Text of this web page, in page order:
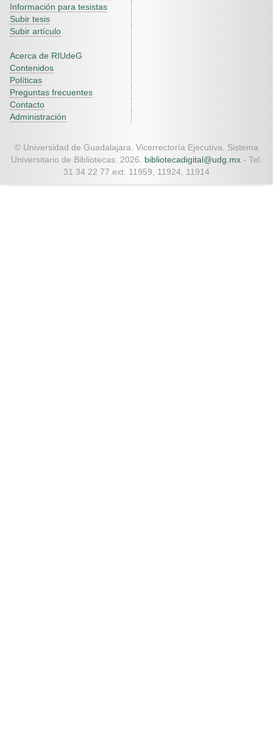
Información para tesistas
Subir tesis
Subir artículo
Acerca de RIUdeG
Contenidos
Políticas
Preguntas frecuentes
Contacto
Administración
© Universidad de Guadalajara. Vicerrectoría Ejecutiva. Sistema
Universitario de Bibliotecas. 2026. bibliotecadigital@udg.mx - Tel.
31 34 22 77 ext. 11959, 11924, 11914